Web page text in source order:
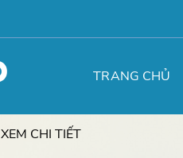
TRANG CHỦ
XEM CHI TIẾT